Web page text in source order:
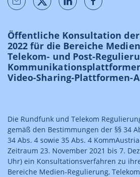
Öffentliche Konsultation der
2022 für die Bereiche
Telekom- und Post-
Video-Sharing-Plattformen-
Die Rundfunk und Telekom
gemäß den Bestimmungen der §§ 34
34 Abs. 4 sowie 35 Abs. 4
Zeitraum 23. November 2021 bis 7.
Uhr) ein Konsultationsverfahren zu
Bereiche Medien-Regulierung,